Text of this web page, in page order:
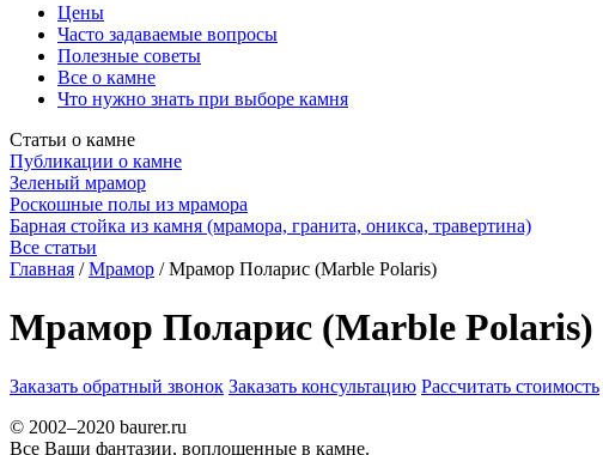
Цены
Часто задаваемые вопросы
Полезные советы
Все о камне
Что нужно знать при выборе камня
Статьи о камне
Публикации о камне
Зеленый мрамор
Роскошные полы из мрамора
Барная стойка из камня (мрамора, гранита, оникса, травертина)
Все статьи
Главная / Мрамор / Мрамор Поларис (Marble Polaris)
Мрамор Поларис (Marble Polaris)
Заказать обратный звонок Заказать консультацию Рассчитать стоимость
© 2002–2020 baurer.ru
Все Ваши фантазии, воплощенные в камне.